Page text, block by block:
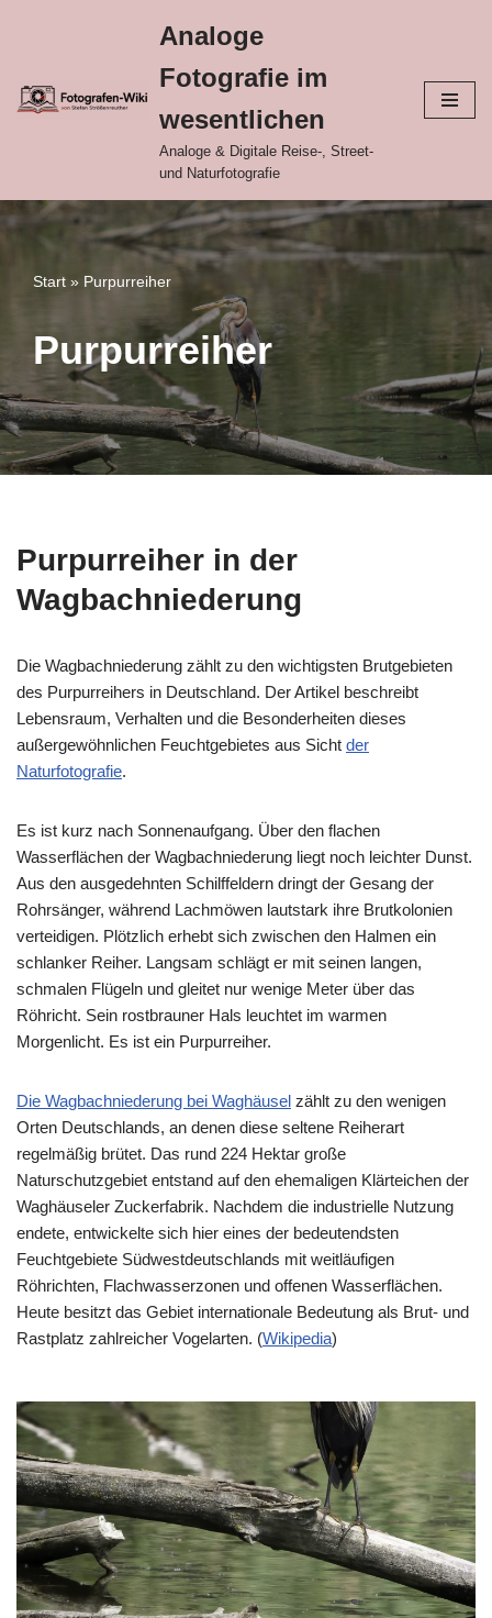
Inhalt
springen
Analoge
Fotografie im
wesentlichen
Analoge & Digitale Reise-, Street-
und Naturfotografie
Start » Purpurreiher
Purpurreiher
Purpurreiher in der
Wagbachniederung
Die Wagbachniederung zählt zu den wichtigsten Brutgebieten
des Purpurreihers in Deutschland. Der Artikel beschreibt
Lebensraum, Verhalten und die Besonderheiten dieses
außergewöhnlichen Feuchtgebietes aus Sicht der
Naturfotografie.
Es ist kurz nach Sonnenaufgang. Über den flachen
Wasserflächen der Wagbachniederung liegt noch leichter Dunst.
Aus den ausgedehnten Schilffeldern dringt der Gesang der
Rohrsänger, während Lachmöwen lautstark ihre Brutkolonien
verteidigen. Plötzlich erhebt sich zwischen den Halmen ein
schlanker Reiher. Langsam schlägt er mit seinen langen,
schmalen Flügeln und gleitet nur wenige Meter über das
Röhricht. Sein rostbrauner Hals leuchtet im warmen
Morgenlicht. Es ist ein Purpurreiher.
Die Wagbachniederung bei Waghäusel zählt zu den wenigen
Orten Deutschlands, an denen diese seltene Reiherart
regelmäßig brütet. Das rund 224 Hektar große
Naturschutzgebiet entstand auf den ehemaligen Klärteichen der
Waghäuseler Zuckerfabrik. Nachdem die industrielle Nutzung
endete, entwickelte sich hier eines der bedeutendsten
Feuchtgebiete Südwestdeutschlands mit weitläufigen
Röhrichten, Flachwasserzonen und offenen Wasserflächen.
Heute besitzt das Gebiet internationale Bedeutung als Brut- und
Rastplatz zahlreicher Vogelarten. (Wikipedia⁠)